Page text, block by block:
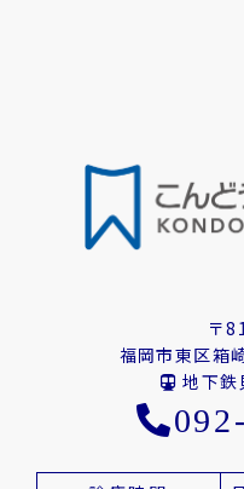
〒
福岡市東区箱
地下